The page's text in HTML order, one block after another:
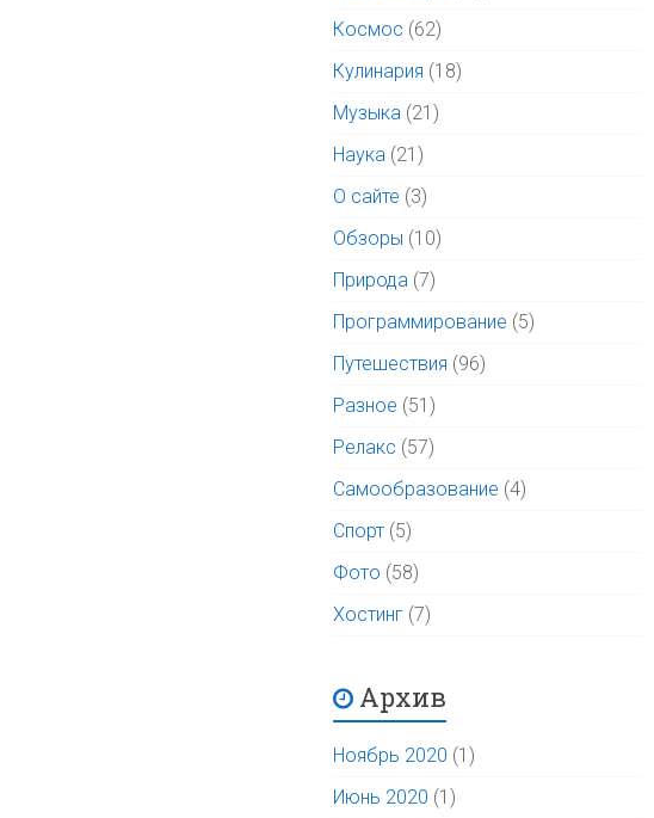
Космос (62)
Кулинария (18)
Музыка (21)
Наука (21)
О сайте (3)
Обзоры (10)
Природа (7)
Программирование (5)
Путешествия (96)
Разное (51)
Релакс (57)
Самообразование (4)
Спорт (5)
Фото (58)
Хостинг (7)
Архив
Ноябрь 2020 (1)
Июнь 2020 (1)